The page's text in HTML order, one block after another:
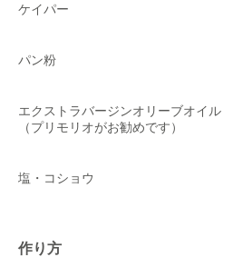
ケイパー
パン粉
エクストラバージンオリーブオイル
（プリモリオがお勧めです）
塩・コショウ
作り方